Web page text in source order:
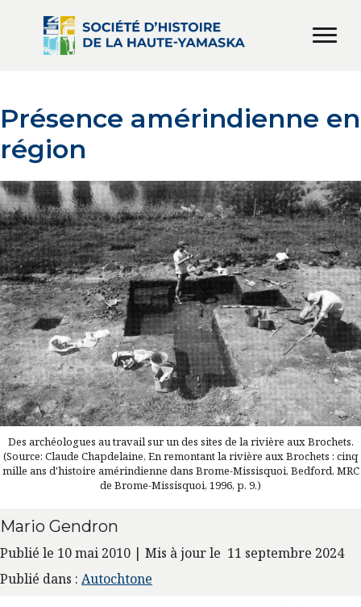
Présence amérindienne en
région
Des archéologues au travail sur un des sites de la rivière aux Brochets.
(Source: Claude Chapdelaine, En remontant la rivière aux Brochets : cinq
mille ans d'histoire amérindienne dans Brome-Missisquoi, Bedford, MRC
de Brome-Missisquoi, 1996, p. 9.)
Mario Gendron
Publié le 10 mai 2010 | Mis à jour le 11 septembre 2024
Publié dans : Autochtone